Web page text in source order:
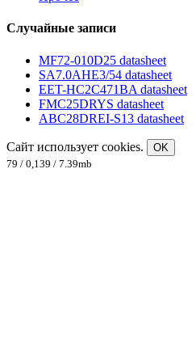
Случайные записи
MF72-010D25 datasheet
SA7.0AHE3/54 datasheet
EET-HC2C471BA datasheet
FMC25DRYS datasheet
ABC28DREI-S13 datasheet
Сайт использует cookies.
OK
79 / 0,139 / 7.39mb